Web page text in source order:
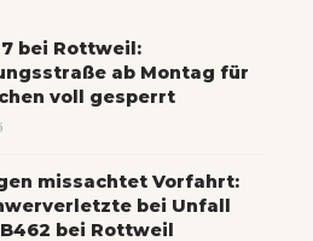
bei Rottweil:
ab Montag für
voll gesperrt
missachtet Vorfahrt:
bei Unfall
bei Rottweil